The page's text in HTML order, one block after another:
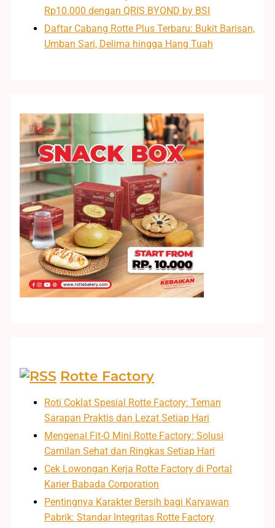
Rp10.000 dengan QRIS BYOND by BSI
Daftar Cabang Rotte Plus Terbaru: Bukit Barisan,
Umban Sari, Delima hingga Hang Tuah
Rotte Factory
Roti Coklat Spesial Rotte Factory: Teman
Sarapan Praktis dan Lezat Setiap Hari
Mengenal Fit-O Mini Rotte Factory: Solusi
Camilan Sehat dan Ringkas Setiap Hari
Cek Lowongan Kerja Rotte Factory di Portal
Karier Babada Corporation
Pentingnya Karakter Bersih bagi Karyawan
Pabrik: Standar Integritas Rotte Factory